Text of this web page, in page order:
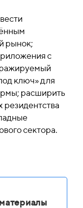
рынок;
с
ключ» для
расширить
резидентства
сектора.